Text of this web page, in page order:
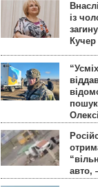
із
Кучер
авто,